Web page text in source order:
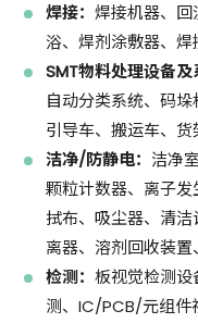
焊接：焊接机器、
浴、焊剂涂敷器、焊
SMT物料处理设备
自动分类系统、码
引导车、搬运车、货
洁净/防静电： 洁净
颗粒计数器、离子
拭布、吸尘器、清
离器、溶剂回收装置
检测：板视觉检测
测、IC/PCB/元组件